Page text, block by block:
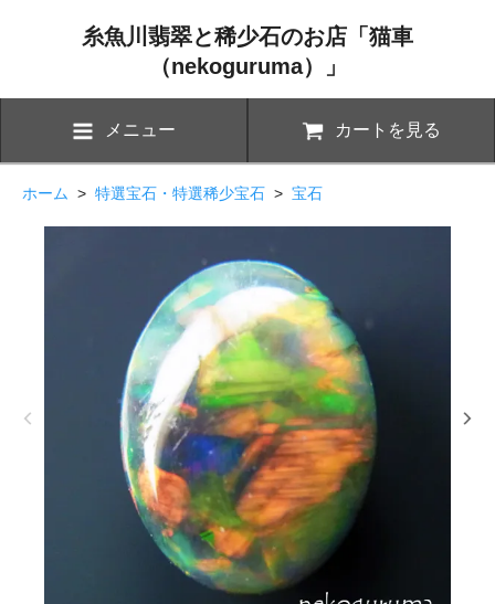
糸魚川翡翠と稀少石のお店「猫車
（nekoguruma）」
メニュー カートを見る
ホーム > 特選宝石・特選稀少宝石 > 宝石